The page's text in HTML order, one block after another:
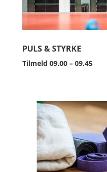
PULS & STYRKE
Tilmeld 09.00 – 09.45